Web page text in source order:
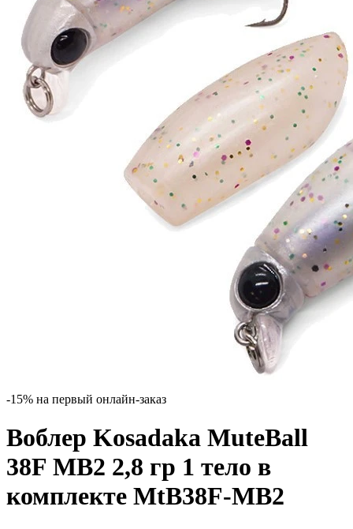
-15% на первый онлайн-заказ
Воблер Kosadaka MuteBall
38F MB2 2,8 гр 1 тело в
комплекте MtB38F-MB2